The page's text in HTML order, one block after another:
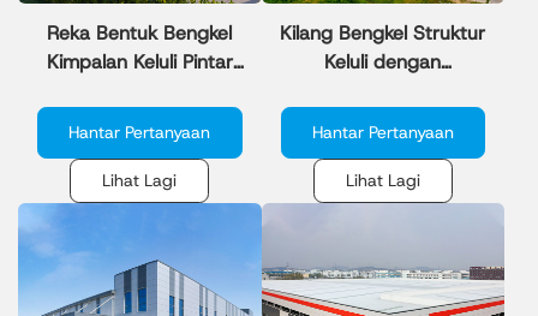
Reka Bentuk Bengkel
Kimpalan Keluli Pintar
Hantar Pertanyaan
Lihat Lagi
Kilang Bengkel Struktur
Keluli dengan
Fabrikasi Keluli
Tempatan
Hantar Pertanyaan
Lihat Lagi